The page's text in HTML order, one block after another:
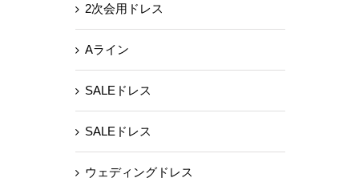
2次会用ドレス
Aライン
SALEドレス
SALEドレス
ウェディングドレス